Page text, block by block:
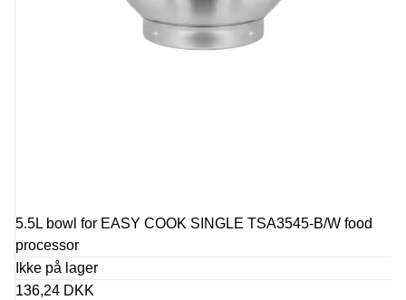
5.5L bowl for EASY COOK SINGLE TSA3545-B/W food
processor
Ikke på lager
136,24 DKK